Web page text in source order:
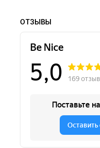
ОТЗЫВЫ